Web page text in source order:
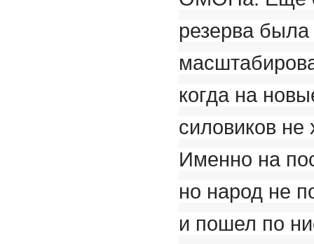
резерва была
когда на
силовиков не
Именно на
но народ не
и пошел по